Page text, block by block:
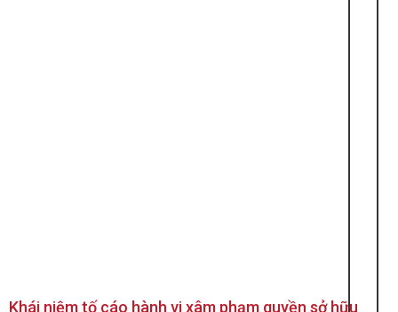
Khái niệm tố cáo hành vi xâm phạm quyền sở hữu